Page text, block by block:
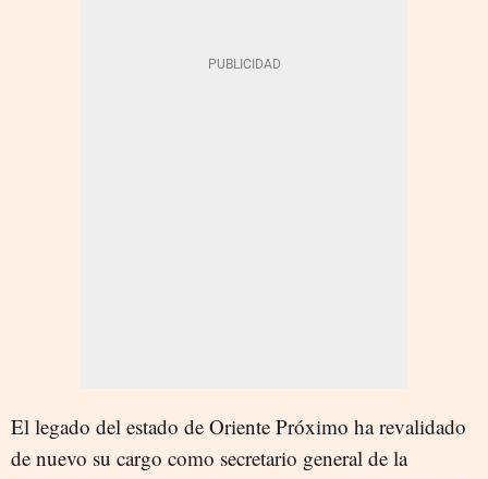
El legado del estado de Oriente Próximo ha revalidado
de nuevo su cargo como secretario general de la